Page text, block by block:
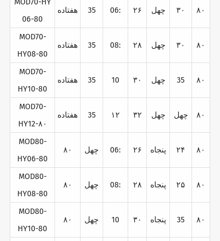
06-80
هفتاده 35 06: ۲۶ چهل ۳۰ ۸۰
MOD70-
HY08-80
هفتاده 35 08: ۲۸ چهل ۳۰ ۸۰
MOD70-
HY10-80
هفتاده 35 10 ۳۰ چهل 35 ۸۰
MOD70-
HY12-۸۰
هفتاده 35 ۱۲ ۳۲ چهل چهل ۸۰
MOD80-
HY06-80
۸۰ چهل 06: ۲۶ پنجاه ۲۴ ۸۰
MOD80-
HY08-80
۸۰ چهل 08: ۲۸ پنجاه ۲۵ ۸۰
MOD80-
HY10-80
۸۰ چهل 10 ۳۰ پنجاه 35 ۸۰